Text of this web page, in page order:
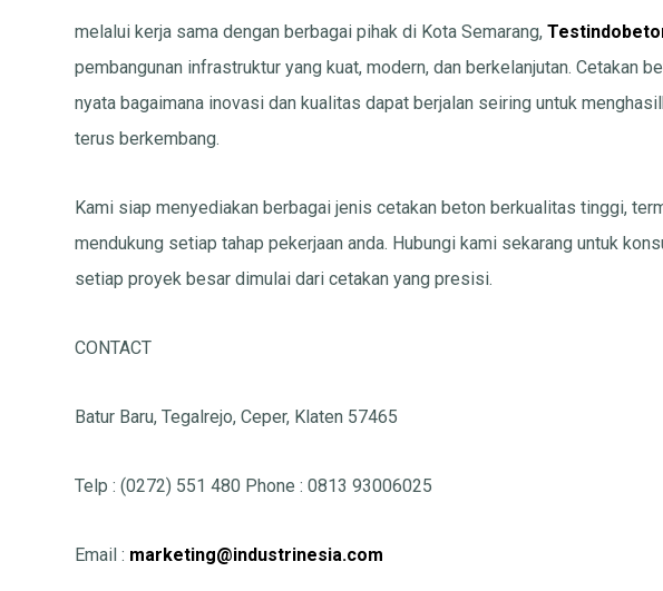
melalui kerja sama dengan berbagai pihak di Kota Semarang,
pembangunan infrastruktur yang kuat, modern, dan berkelanjutan. Cetakan
nyata bagaimana inovasi dan kualitas dapat berjalan seiring untuk
terus berkembang.
Kami siap menyediakan berbagai jenis cetakan beton berkualitas tinggi,
mendukung setiap tahap pekerjaan anda. Hubungi kami sekarang untuk
setiap proyek besar dimulai dari cetakan yang presisi.
CONTACT
Batur Baru, Tegalrejo, Ceper, Klaten 57465
Telp : (0272) 551 480 Phone : 0813 93006025
Email : marketing@industrinesia.com